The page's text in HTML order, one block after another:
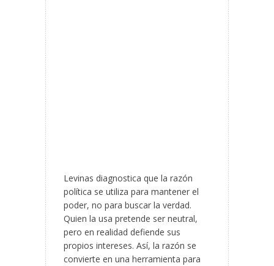
Levinas diagnostica que la razón
política se utiliza para mantener el
poder, no para buscar la verdad.
Quien la usa pretende ser neutral,
pero en realidad defiende sus
propios intereses. Así, la razón se
convierte en una herramienta para